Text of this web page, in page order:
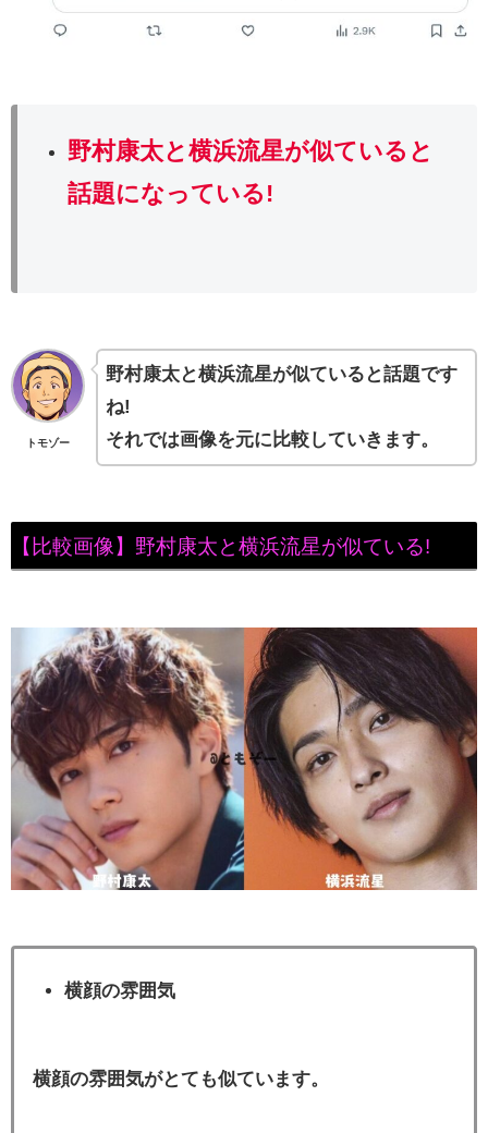
野村康太と横浜流星が似ていると
話題になっている!
トモゾー
野村康太と横浜流星が似ていると話題です
ね!
それでは画像を元に比較していきます。
【比較画像】野村康太と横浜流星が似ている!
横顔の雰囲気
横顔の雰囲気がとても似ています。